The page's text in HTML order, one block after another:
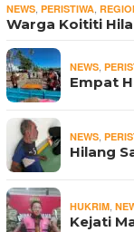
NEWS, PERISTIWA,
Warga Koititi
NEWS,
Empat
NEWS,
Hilang
HUKRIM,
Kejati